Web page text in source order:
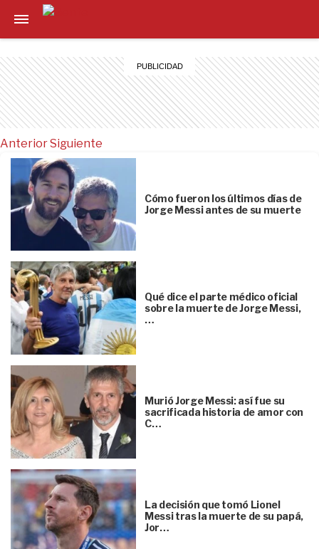
Anterior
Cómo fueron los últimos días de
Jorge Messi antes de su muerte
Qué dice el parte médico oficial
sobre la muerte de Jorge Messi,
…
Murió Jorge Messi: así fue su
sacrificada historia de amor con
C…
La decisión que tomó Lionel
Messi tras la muerte de su papá,
Jor…
Siguiente